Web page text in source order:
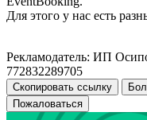
Для этого у нас есть
Рекламодатель: ИП
772832289705
Скопировать ссылку
Пожаловаться